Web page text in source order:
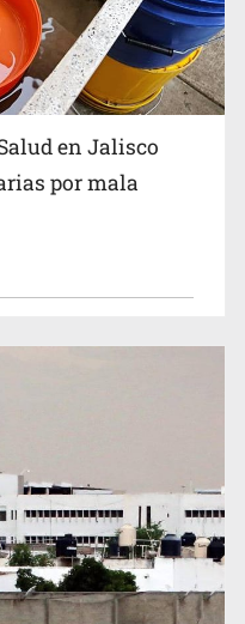
de diálogo con
en Jalisco
por mala